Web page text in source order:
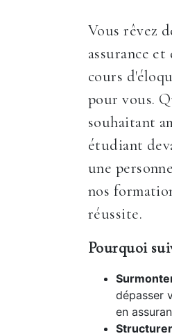
Vous rêvez
assurance
cours
pour vous.
souhaitant
étudiant
une
nos
réussite.
Pourquoi
dépasser
en